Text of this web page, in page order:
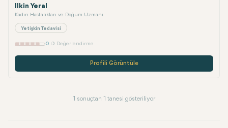
Ilkin Yeral
Kadın Hastalıkları ve Doğum Uzmanı
Yetişkin Tedavisi
0 0 Değerlendirme
Profili Görüntüle
1 sonuçtan 1 tanesi gösteriliyor